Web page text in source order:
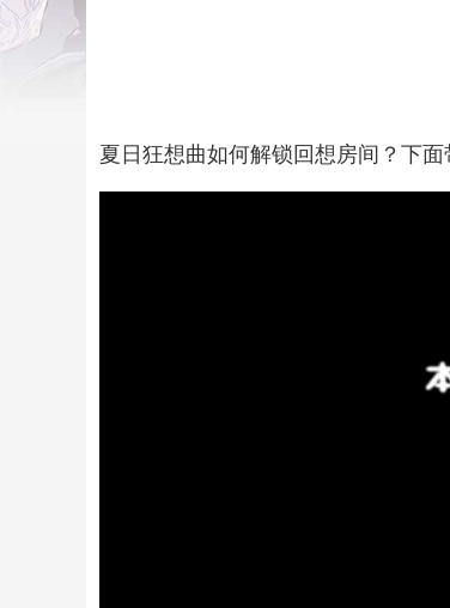
夏日狂想曲如何解锁回想房间？下